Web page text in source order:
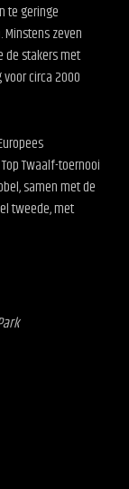
te geringe
zeven
de stakers met
circa 2000
Twaalf-toernooi
samen met de
tweede, met